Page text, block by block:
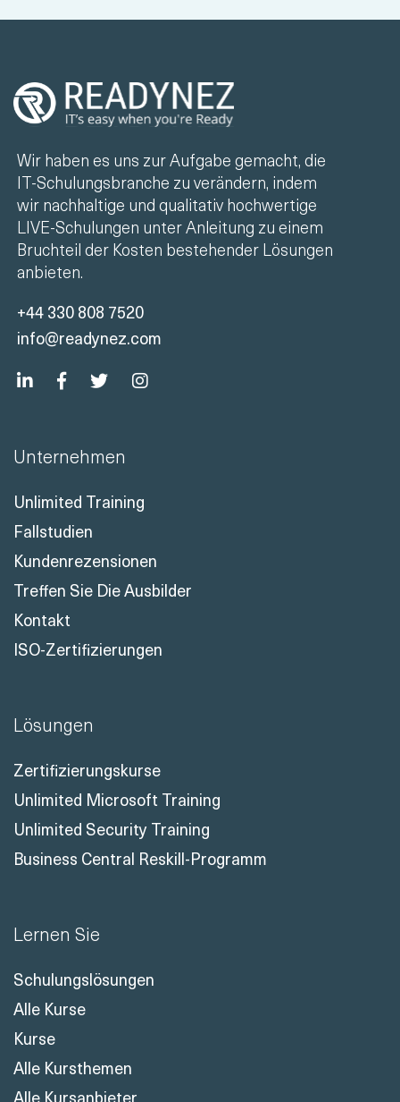
Wir haben es uns zur Aufgabe gemacht, die
IT-Schulungsbranche zu verändern, indem
wir nachhaltige und qualitativ hochwertige
LIVE-Schulungen unter Anleitung zu einem
Bruchteil der Kosten bestehender Lösungen
anbieten.
+44 330 808 7520
info@readynez.com
Unternehmen
Unlimited Training
Fallstudien
Kundenrezensionen
Treffen Sie Die Ausbilder
Kontakt
ISO-Zertifizierungen
Lösungen
Zertifizierungskurse
Unlimited Microsoft Training
Unlimited Security Training
Business Central Reskill-Programm
Lernen Sie
Schulungslösungen
Alle Kurse
Kurse
Alle Kursthemen
Alle Kursanbieter